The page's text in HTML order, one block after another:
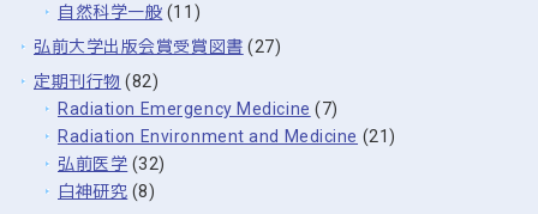
自然科学一般 (11)
弘前大学出版会賞受賞図書 (27)
定期刊行物 (82)
Radiation Emergency Medicine (7)
Radiation Environment and Medicine (21)
弘前医学 (32)
白神研究 (8)